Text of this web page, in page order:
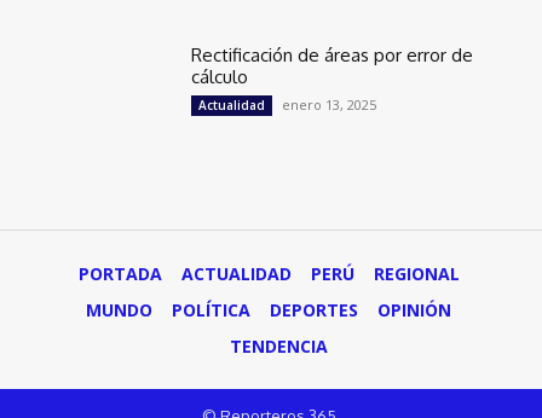
Rectificación de áreas por error de
cálculo
Actualidad enero 13, 2025
PORTADA ACTUALIDAD PERÚ
REGIONAL
MUNDO
POLÍTICA DEPORTES
OPINIÓN
TENDENCIA